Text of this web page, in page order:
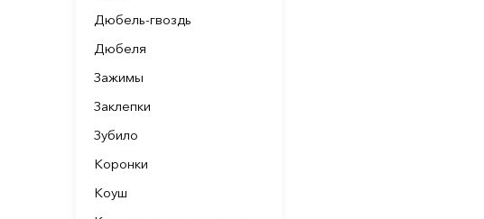
Дюбель-гвоздь
Дюбеля
Зажимы
Заклепки
Зубило
Коронки
Коуш